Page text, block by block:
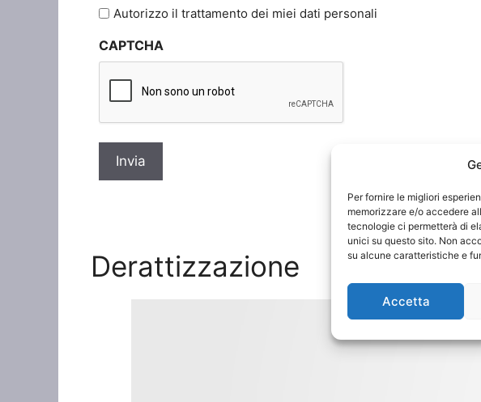
Per fornire le migliori
memorizzare e/o accedere
tecnologie ci permetterà di
unici su questo sito. Non
su alcune caratteristiche e
Accetta
l'informativa
privacy
Autorizzo il trattamento dei miei dati personali
CAPTCHA
Derattizzazione